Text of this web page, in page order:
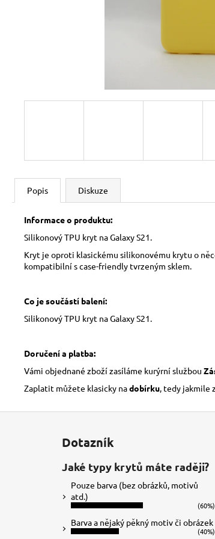
Popis Diskuze
Informace o produktu:
Silikonový TPU kryt na Galaxy S21.
Kryt je oproti klasickému silikonovému krytu o
kompatibilní s case-friendly tvrzeným sklem.
Co je součástí balení:
Silikonový TPU kryt na Galaxy S21.
Doručení a platba:
Vámi objednané zboží zasíláme kurýrní službou
Zaplatit můžete klasicky nadobírku, tedy jakmile
Dotazník
Jaké typy krytů máte raději?
Pouze barva (bez obrázků, motivů
atd.)
(60%)
Barva a nějaký pěkný motiv či obrázek
(40%)